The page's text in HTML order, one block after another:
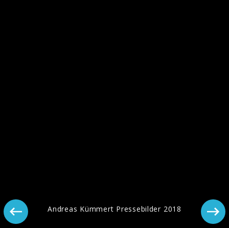
Andreas Kümmert Pressebilder 2018